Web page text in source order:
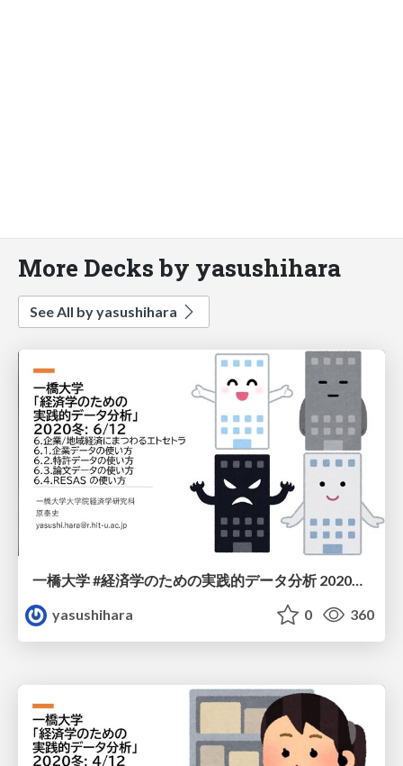
More Decks by yasushihara
See All by yasushihara
一橋大学 #経済学のための実践的データ分析 2020冬: 6/12
yasushihara
0 360